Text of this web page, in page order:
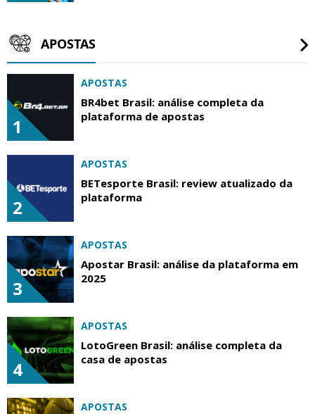
APOSTAS
1
APOSTAS
BR4bet Brasil: análise completa da
plataforma de apostas
2
APOSTAS
BETesporte Brasil: review atualizado da
plataforma
3
APOSTAS
Apostar Brasil: análise da plataforma em
2025
4
APOSTAS
LotoGreen Brasil: análise completa da
casa de apostas
APOSTAS